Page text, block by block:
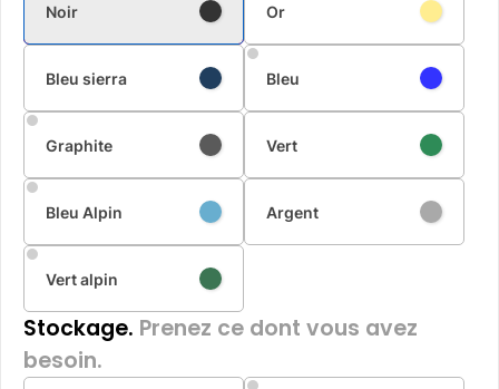
Noir Or
Bleu sierra Bleu
Graphite Vert
Bleu Alpin Argent
Vert alpin
Stockage. Prenez ce dont vous avez
besoin.